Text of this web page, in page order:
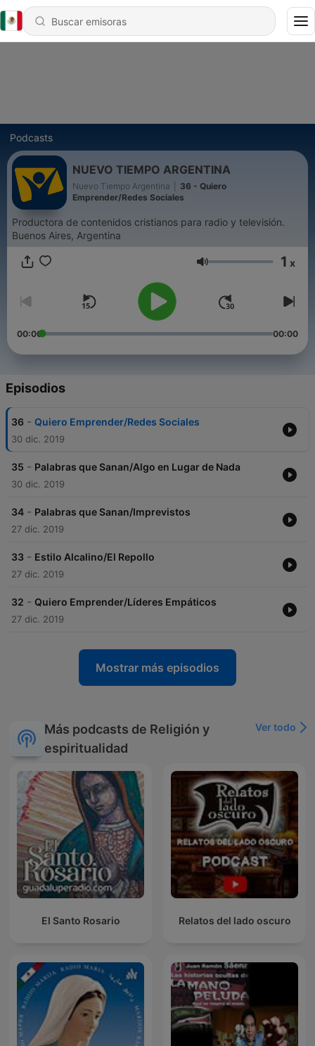
Podcasts
NUEVO TIEMPO ARGENTINA
Nuevo Tiempo Argentina
36 - Quiero
Emprender/Redes Sociales
Productora de contenidos cristianos para radio y televisión.
Buenos Aires, Argentina
Volumen 1 x
00:00 00:00
Episodios
36 - Quiero Emprender/Redes Sociales
30 dic. 2019
35 - Palabras que Sanan/Algo en Lugar de Nada
30 dic. 2019
34 - Palabras que Sanan/Imprevistos
27 dic. 2019
33 - Estilo Alcalino/El Repollo
27 dic. 2019
32 - Quiero Emprender/Líderes Empáticos
27 dic. 2019
Mostrar más episodios
Más podcasts de Religión y
espiritualidad
Ver todo
El Santo Rosario Relatos del lado oscuro